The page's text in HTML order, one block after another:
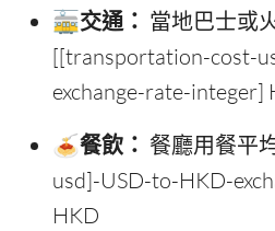
🚋交通： 當地巴士或
[[transportation-cost-
exchange-rate-integer]
🍝餐飲： 餐廳用餐平
usd]-USD-to-HKD-
HKD